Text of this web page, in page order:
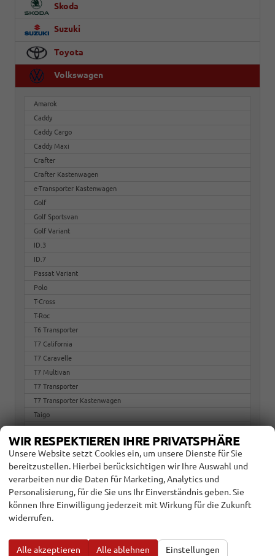
Skoda
Suzuki
Toyota
Volkswagen
Amarok
Caddy
Caddy Cargo
Caddy Maxi
Crafter
Crafter Kastenwagen
e-Transporter Kastenwagen
Golf
Golf Sportsvan
Golf Variant
ID.3
ID.7
Passat Variant
Polo
T-Cross
T-Roc
T6 Transporter
T7 California
T7 Caravelle
T7 Multivan
T7 Transporter
T7 Transporter Kastenwagen
Taigo
Tiguan
Touareg
Touran
WIR RESPEKTIEREN IHRE PRIVATSPHÄRE
Unsere Website setzt Cookies ein, um unsere Dienste für Sie
bereitzustellen. Hierbei berücksichtigen wir Ihre Auswahl und
verarbeiten nur die Daten für Marketing, Analytics und
Personalisierung, für die Sie uns Ihr Einverständnis geben. Sie
können Ihre Einwilligung jederzeit mit Wirkung für die Zukunft
widerrufen.
Alle akzeptieren Alle ablehnen Einstellungen